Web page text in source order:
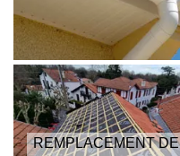
REMPLACEMENT DE